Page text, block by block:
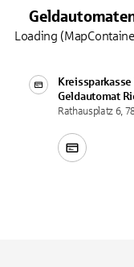
Geldautomat
Rathausplatz 6,
Loading